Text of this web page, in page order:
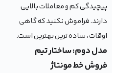
پیچیدگی کم و معاملات بالایی
دارند. فراموش نکنید که گاهی
اوقات ، ساده ترین بهترین است.
مدل دوم: ساختار تیم
فروش خط مونتاژ